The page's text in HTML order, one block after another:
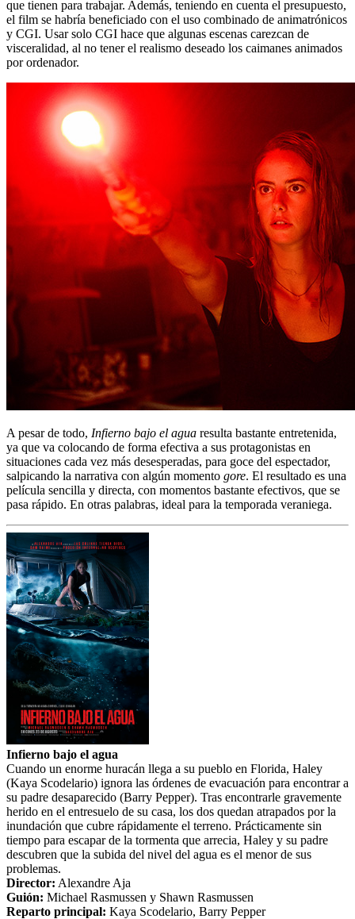
que tienen para trabajar. Además, teniendo en cuenta el presupuesto,
el film se habría beneficiado con el uso combinado de animatrónicos
y CGI. Usar solo CGI hace que algunas escenas carezcan de
visceralidad, al no tener el realismo deseado los caimanes animados
por ordenador.
A pesar de todo, Infierno bajo el agua resulta bastante entretenida,
ya que va colocando de forma efectiva a sus protagonistas en
situaciones cada vez más desesperadas, para goce del espectador,
salpicando la narrativa con algún momento gore. El resultado es una
película sencilla y directa, con momentos bastante efectivos, que se
pasa rápido. En otras palabras, ideal para la temporada veraniega.
Infierno bajo el agua
Cuando un enorme huracán llega a su pueblo en Florida, Haley
(Kaya Scodelario) ignora las órdenes de evacuación para encontrar a
su padre desaparecido (Barry Pepper). Tras encontrarle gravemente
herido en el entresuelo de su casa, los dos quedan atrapados por la
inundación que cubre rápidamente el terreno. Prácticamente sin
tiempo para escapar de la tormenta que arrecia, Haley y su padre
descubren que la subida del nivel del agua es el menor de sus
problemas.
Director: Alexandre Aja
Guión: Michael Rasmussen y Shawn Rasmussen
Reparto principal: Kaya Scodelario, Barry Pepper